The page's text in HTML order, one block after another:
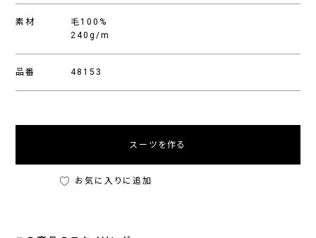
素材
毛100%
240g/m
品番 48153
スーツを作る
お気に入りに追加